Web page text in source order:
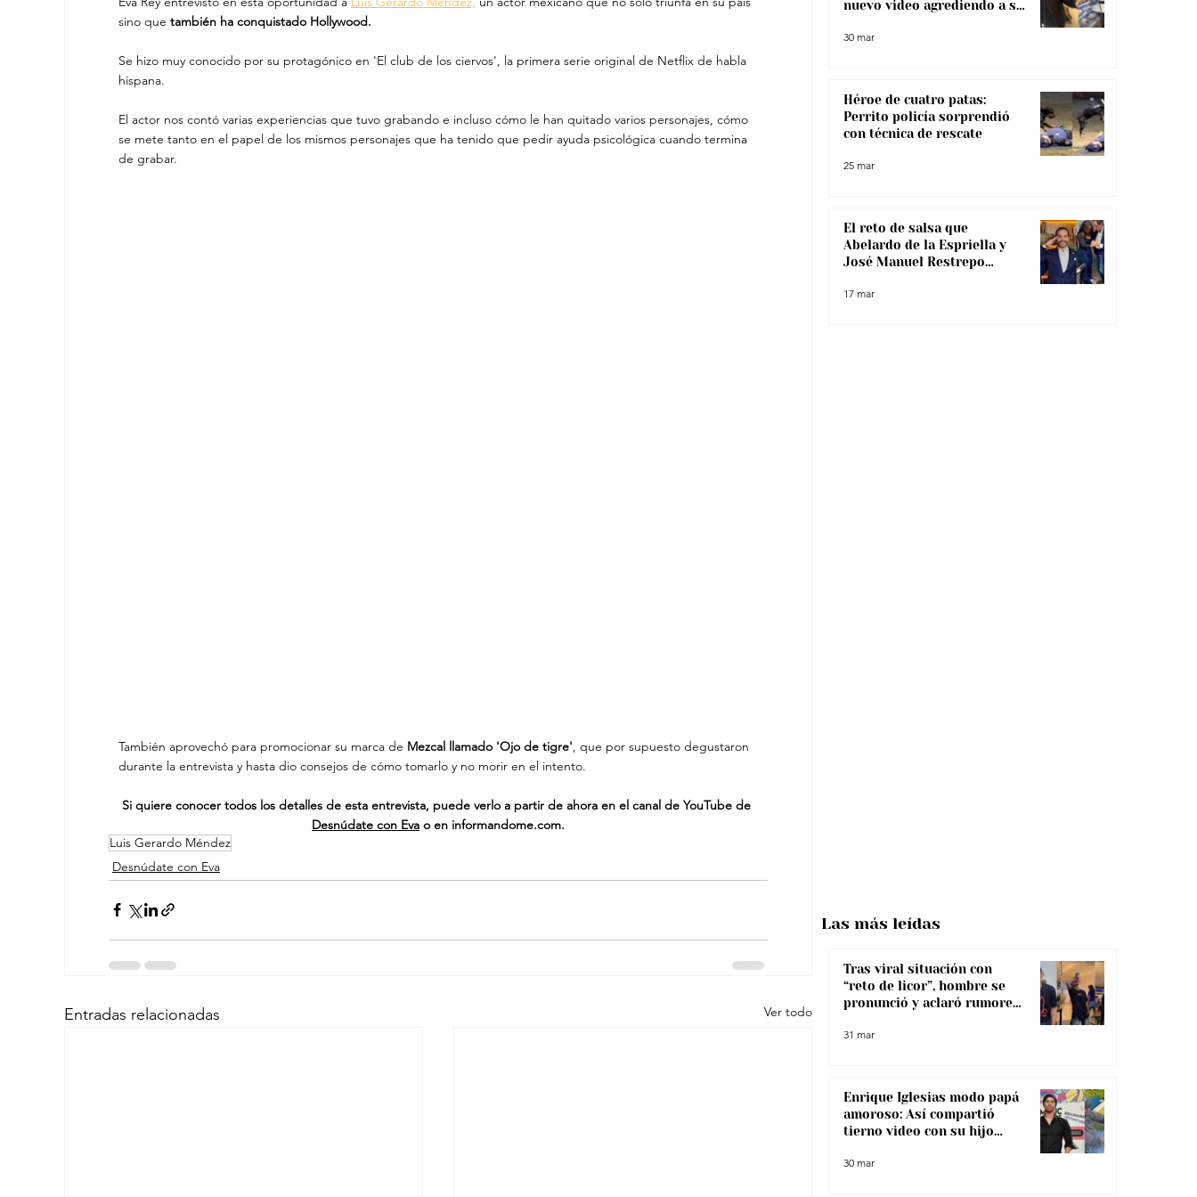
sino que también ha conquistado Hollywood.
Se hizo muy conocido por su protagónico en 'El club de los ciervos', la primera serie original de Netflix de habla
hispana.
El actor nos contó varias experiencias que tuvo grabando e incluso cómo le han quitado varios personajes, cómo
se mete tanto en el papel de los mismos personajes que ha tenido que pedir ayuda psicológica cuando termina
de grabar.
También aprovechó para promocionar su marca de Mezcal llamado 'Ojo de tigre', que por supuesto degustaron
durante la entrevista y hasta dio consejos de cómo tomarlo y no morir en el intento.
Si quiere conocer todos los detalles de esta entrevista, puede verlo a partir de ahora en el canal de YouTube de
Desnúdate con Eva o en informandome.com.
Luis Gerardo Méndez
Desnúdate con Eva
Entradas relacionadas Ver todo
nuevo video agrediendo a su
30 mar
Héroe de cuatro patas:
Perrito policía sorprendió
con técnica de rescate
25 mar
El reto de salsa que
Abelardo de la Espriella y
José Manuel Restrepo
17 mar
Tras viral situación con
“reto de licor”, hombre se
pronunció y aclaró rumores
31 mar
Enrique Iglesias modo papá
amoroso: Así compartió
tierno video con su hijo
30 mar
Las más leídas